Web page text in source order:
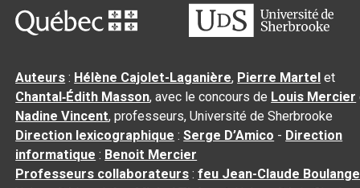
Auteurs : Hélène Cajolet-Laganière, Pierre Martel et
Chantal‑Édith Masson, avec le concours de Louis Mercier
Nadine Vincent, professeurs, Université de Sherbrooke
Direction lexicographique :Serge D’Amico - Direction
informatique : Benoit Mercier
Professeurs collaborateurs :feu Jean-Claude